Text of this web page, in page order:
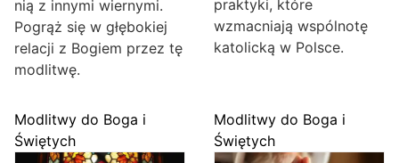
nią z innymi wiernymi.
Pogrąż się w głębokiej
relacji z Bogiem przez tę
modlitwę.
praktyki, które
wzmacniają wspólnotę
katolicką w Polsce.
Modlitwy do Boga i
Świętych
Modlitwy do Boga i
Świętych